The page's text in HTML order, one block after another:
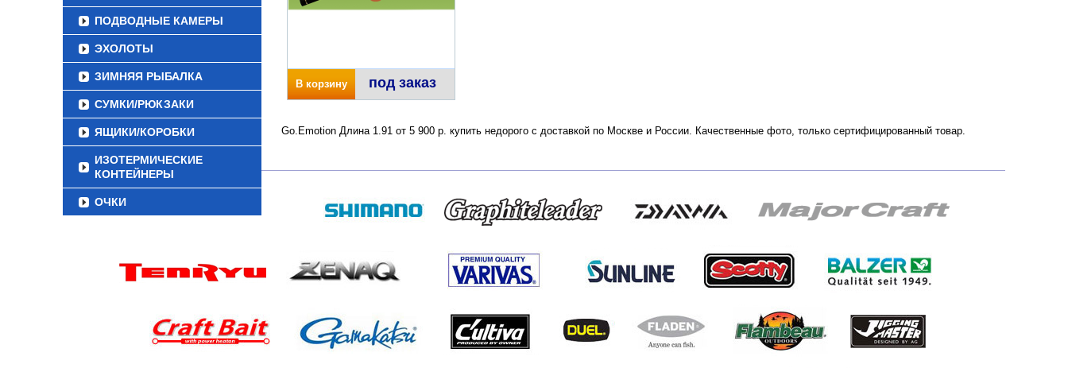
ПОДВОДНЫЕ КАМЕРЫ
ЭХОЛОТЫ
ЗИМНЯЯ РЫБАЛКА
СУМКИ/РЮКЗАКИ
ЯЩИКИ/КОРОБКИ
ИЗОТЕРМИЧЕСКИЕ
КОНТЕЙНЕРЫ
ОЧКИ
В корзину под заказ
Go.Emotion Длина 1.91 от 5 900 р. купить недорого с доставкой по Москве и России. Качественные фото, только сертифицированный товар.